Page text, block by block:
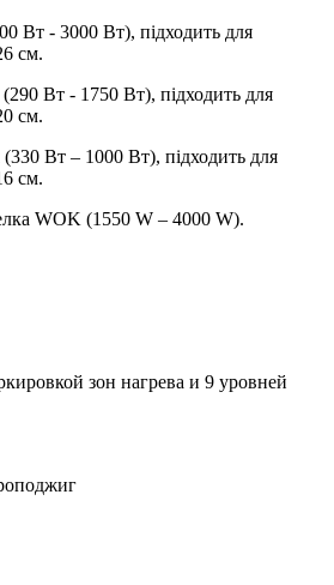
Вт - 3000 Вт), підходить для
см.
Вт - 1750 Вт), підходить для
см.
Вт – 1000 Вт), підходить для
см.
WOK (1550 W – 4000 W).
зон нагрева и 9 уровней